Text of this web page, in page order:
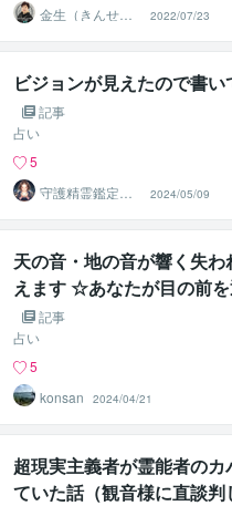
金生（きんせ
い）
2022/07/23
ビジョンが見えたので書い
記事
占い
5
守護精霊鑑定
士 彩宝（元：
藍玉）
2024/05/09
天の音・地の音が響く失
えます ☆あなたが目の前
人を癒す力が身につく☆
記事
占い
5
konsan
2024/04/21
超現実主義者が霊能者の
ていた話（観音様に直談判